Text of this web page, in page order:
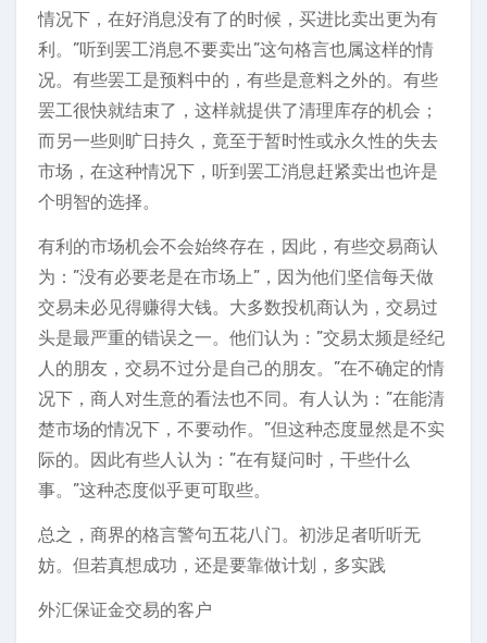
情况下，在好消息没有了的时候，买进比卖出更为有
利。”听到罢工消息不要卖出”这句格言也属这样的情
况。有些罢工是预料中的，有些是意料之外的。有些
罢工很快就结束了，这样就提供了清理库存的机会；
而另一些则旷日持久，竟至于暂时性或永久性的失去
市场，在这种情况下，听到罢工消息赶紧卖出也许是
个明智的选择。
有利的市场机会不会始终存在，因此，有些交易商认
为：”没有必要老是在市场上”，因为他们坚信每天做
交易未必见得赚得大钱。大多数投机商认为，交易过
头是最严重的错误之一。他们认为：”交易太频是经纪
人的朋友，交易不过分是自己的朋友。”在不确定的情
况下，商人对生意的看法也不同。有人认为：”在能清
楚市场的情况下，不要动作。”但这种态度显然是不实
际的。因此有些人认为：”在有疑问时，干些什么
事。”这种态度似乎更可取些。
总之，商界的格言警句五花八门。初涉足者听听无
妨。但若真想成功，还是要靠做计划，多实践
外汇保证金交易的客户